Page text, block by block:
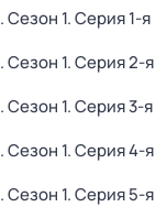
. Сезон 1. Серия 1-я
. Сезон 1. Серия 2-я
. Сезон 1. Серия 3-я
. Сезон 1. Серия 4-я
. Сезон 1. Серия 5-я